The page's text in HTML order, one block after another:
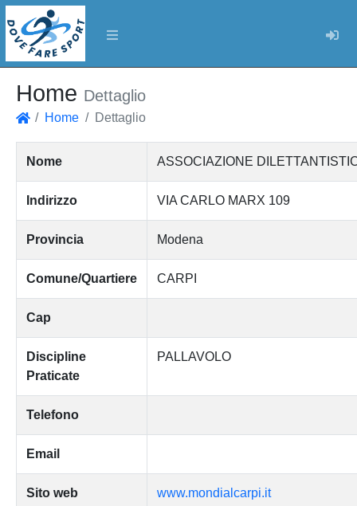
Home Dettaglio
Home Dettaglio
Nome ASSOCIAZIONE
Indirizzo VIA CARLO MARX 109
Provincia Modena
Comune/Quartiere CARPI
Cap
Discipline
Praticate
PALLAVOLO
Telefono
Email
Sito web www.mondialcarpi.it